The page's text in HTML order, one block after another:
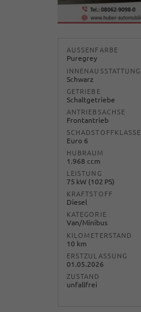
AUSSENFARBE
Puregrey
INNENAUSSTATTUNG
Schwarz
GETRIEBE
Schaltgetriebe
ANTRIEBSACHSE
Frontantrieb
SCHADSTOFFKLASSE
Euro 6
HUBRAUM
1.968 ccm
LEISTUNG
75 kW (102 PS)
KRAFTSTOFF
Diesel
KATEGORIE
Van/Minibus
KILOMETERSTAND
10 km
ERSTZULASSUNG
01.05.2026
ZUSTAND
unfallfrei